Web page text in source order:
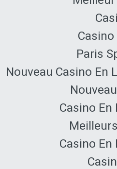
Paris
Nouveau Casino En
Casino En
Casino En